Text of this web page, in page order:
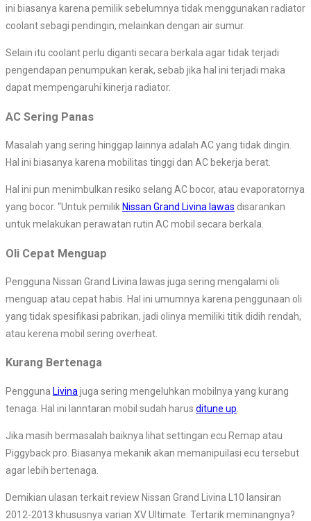
ini biasanya karena pemilik sebelumnya tidak menggunakan radiator
coolant sebagi pendingin, melainkan dengan air sumur.
Selain itu coolant perlu diganti secara berkala agar tidak terjadi
pengendapan penumpukan kerak, sebab jika hal ini terjadi maka
dapat mempengaruhi kinerja radiator.
AC Sering Panas
Masalah yang sering hinggap lainnya adalah AC yang tidak dingin.
Hal ini biasanya karena mobilitas tinggi dan AC bekerja berat.
Hal ini pun menimbulkan resiko selang AC bocor, atau evaporatornya
yang bocor. “Untuk pemilik Nissan Grand Livina lawas disarankan
untuk melakukan perawatan rutin AC mobil secara berkala.
Oli Cepat Menguap
Pengguna Nissan Grand Livina lawas juga sering mengalami oli
menguap atau cepat habis. Hal ini umumnya karena penggunaan oli
yang tidak spesifikasi pabrikan, jadi olinya memiliki titik didih rendah,
atau kerena mobil sering overheat.
Kurang Bertenaga
Pengguna Livina juga sering mengeluhkan mobilnya yang kurang
tenaga. Hal ini lanntaran mobil sudah harus ditune up
Jika masih bermasalah baiknya lihat settingan ecu Remap atau
Piggyback pro. Biasanya mekanik akan memanipuilasi ecu tersebut
agar lebih bertenaga.
Demikian ulasan terkait review Nissan Grand Livina L10 lansiran
2012-2013 khususnya varian XV Ultimate. Tertarik meminangnya?